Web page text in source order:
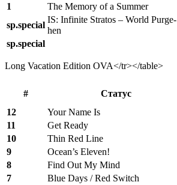
1
The Memory of a Summer
sp.special
IS: Infinite Stratos – World Purge-
hen
sp.special
Long Vacation Edition OVA</tr></table>
# Статус
12
Your Name Is
11
Get Ready
10
Thin Red Line
9
Ocean’s Eleven!
8
Find Out My Mind
7
Blue Days / Red Switch